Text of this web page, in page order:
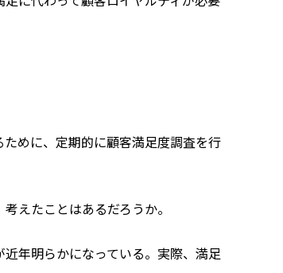
めに、定期的に顧客満足度調査を行
えたことはあるだろうか。
年明らかになっている。実際、満足